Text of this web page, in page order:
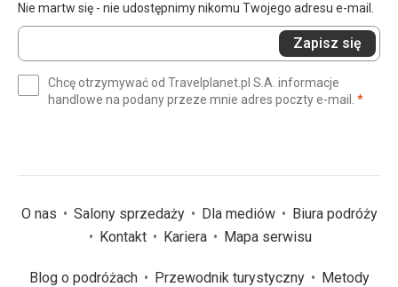
Nie martw się - nie udostępnimy nikomu Twojego adresu e-mail.
Wprowadź
swój
(wymagane)
Zapisz się
Chcę otrzymywać od Travelplanet.pl S.A. informacje
handlowe na podany przeze mnie adres poczty e-mail. *
O nas Salony sprzedaży Dla mediów
Biura podróży
Kontakt
Kariera Mapa serwisu
Blog o podróżach Przewodnik turystyczny
Metody